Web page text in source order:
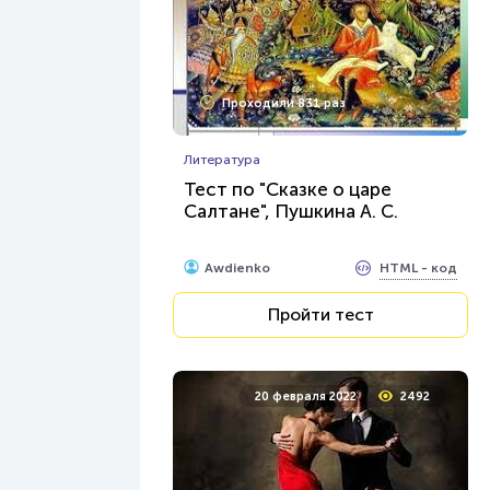
Проходили 831 раз
Литература
Тест по "Сказке о царе
Салтане", Пушкина А. С.
Awdienko HTML - код
Пройти тест
20 февраля 2022 2492